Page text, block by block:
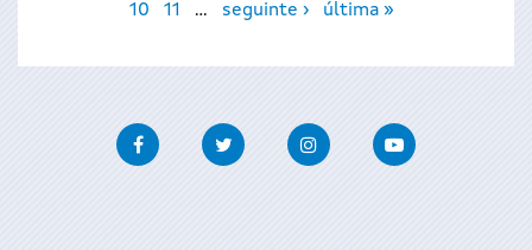
10
11 … seguinte › última »
FacebookTwitter InstagramYoutube